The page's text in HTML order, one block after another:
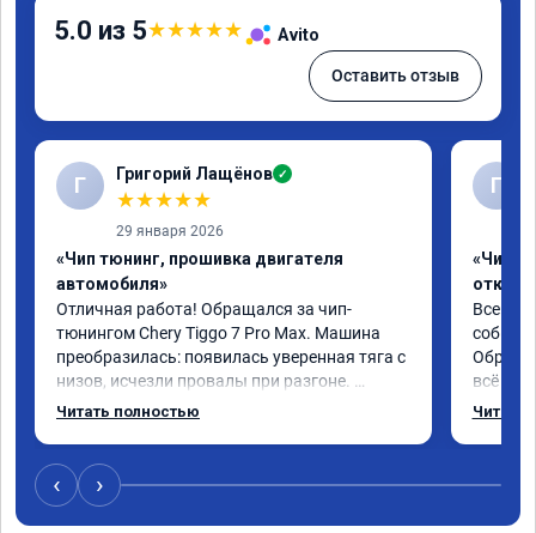
5.0 из 5★★★★★ Avito
Оставить отзыв
Г Григорий Лащёнов ✓
★★★★★
29 января 2026
«Чип тюнинг, прошивка двигателя
автомобиля»
Отличная работа! Обращался за чип-
тюнингом Chery Tiggo 7 Pro Max. Машина
преобразилась: появилась уверенная тяга с
низов, исчезли провалы при разгоне.
Расход в спокойном режиме даже немного
всем, кто сомневается.
Читать полностью
Г
«Чип
Всем
всё в
Читать
‹ ›